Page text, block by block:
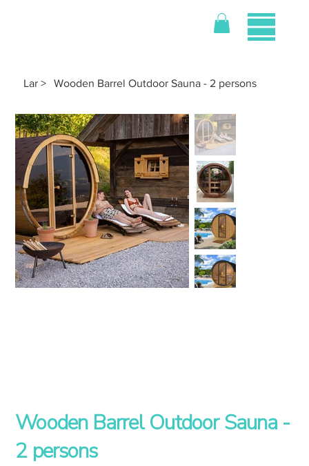
Lar > Wooden Barrel Outdoor Sauna - 2 persons
Wooden Barrel Outdoor Sauna -
2 persons